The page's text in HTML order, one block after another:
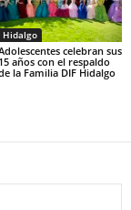
Hidalgo
celebran sus
15 años con el respaldo
la Familia DIF Hidalgo